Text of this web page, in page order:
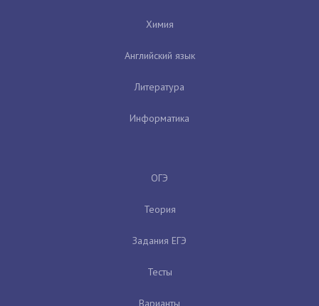
Химия
Английский язык
Литература
Информатика
ОГЭ
Теория
Задания ЕГЭ
Тесты
Варианты